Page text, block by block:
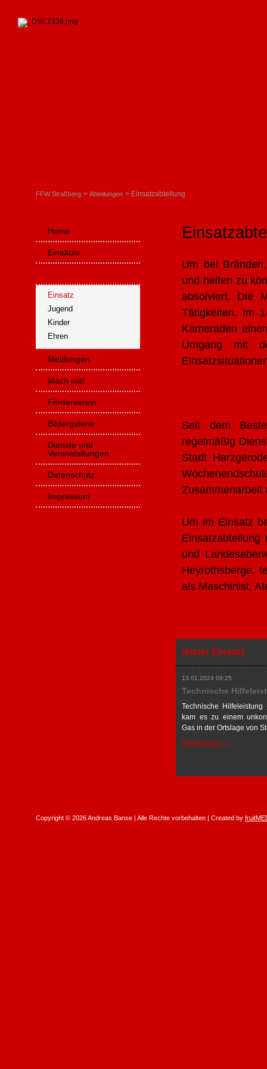
FFW Straßberg Abteilungen Einsatzabteilung
Um bei
und helfen zu
absolviert. Die
Tätigkeiten. Im
Kameraden
Umgang mit
Seit dem
regelmäßig
Stadt
Zusammenarbeit
Um im Einsatz
und
Heyrothsberge,
als Maschinist,
Navigation
Home
Einsätze
Einsatz
Jugend
Kinder
Ehren
Meldungen
Mach mit!
Förderverein
Bildergalerie
Dienste und
Veranstaltungen
Datenschutz
Impressum
letzter Einsatz
13.01.2024 09:25
Technische
Technische
kam es zu einem
Gas in der Ortslage von
Weiterlesen …
Copyright © 2026 Andreas Banse | Alle Rechte vorbehalten | Created by